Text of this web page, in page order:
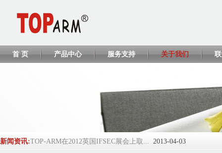
首 页 产品中心 服务支持 关于我们
新闻资讯:TOP-ARM在2012英国IFSEC展会上取... 2013-04-03